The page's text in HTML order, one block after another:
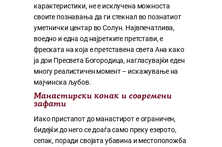
карактеристики, не е исклучена можноста
своите познавања да ги стекнал во познатиот
уметнички центар во Солун. Највпечатлива,
воедно и една од најретките претстави, е
фреската на која е претставена света Ана како
ја дои Пресвета Богородица, нагласувајќи еден
многу реалистичен момент – искажување на
мајчинска љубов.
Манастирски конак и современи
зафати
Иако пристапот до манастирот е ограничен,
бидејќи до него се доаѓа само преку езерото,
сепак, поради својата убавина и местоположба